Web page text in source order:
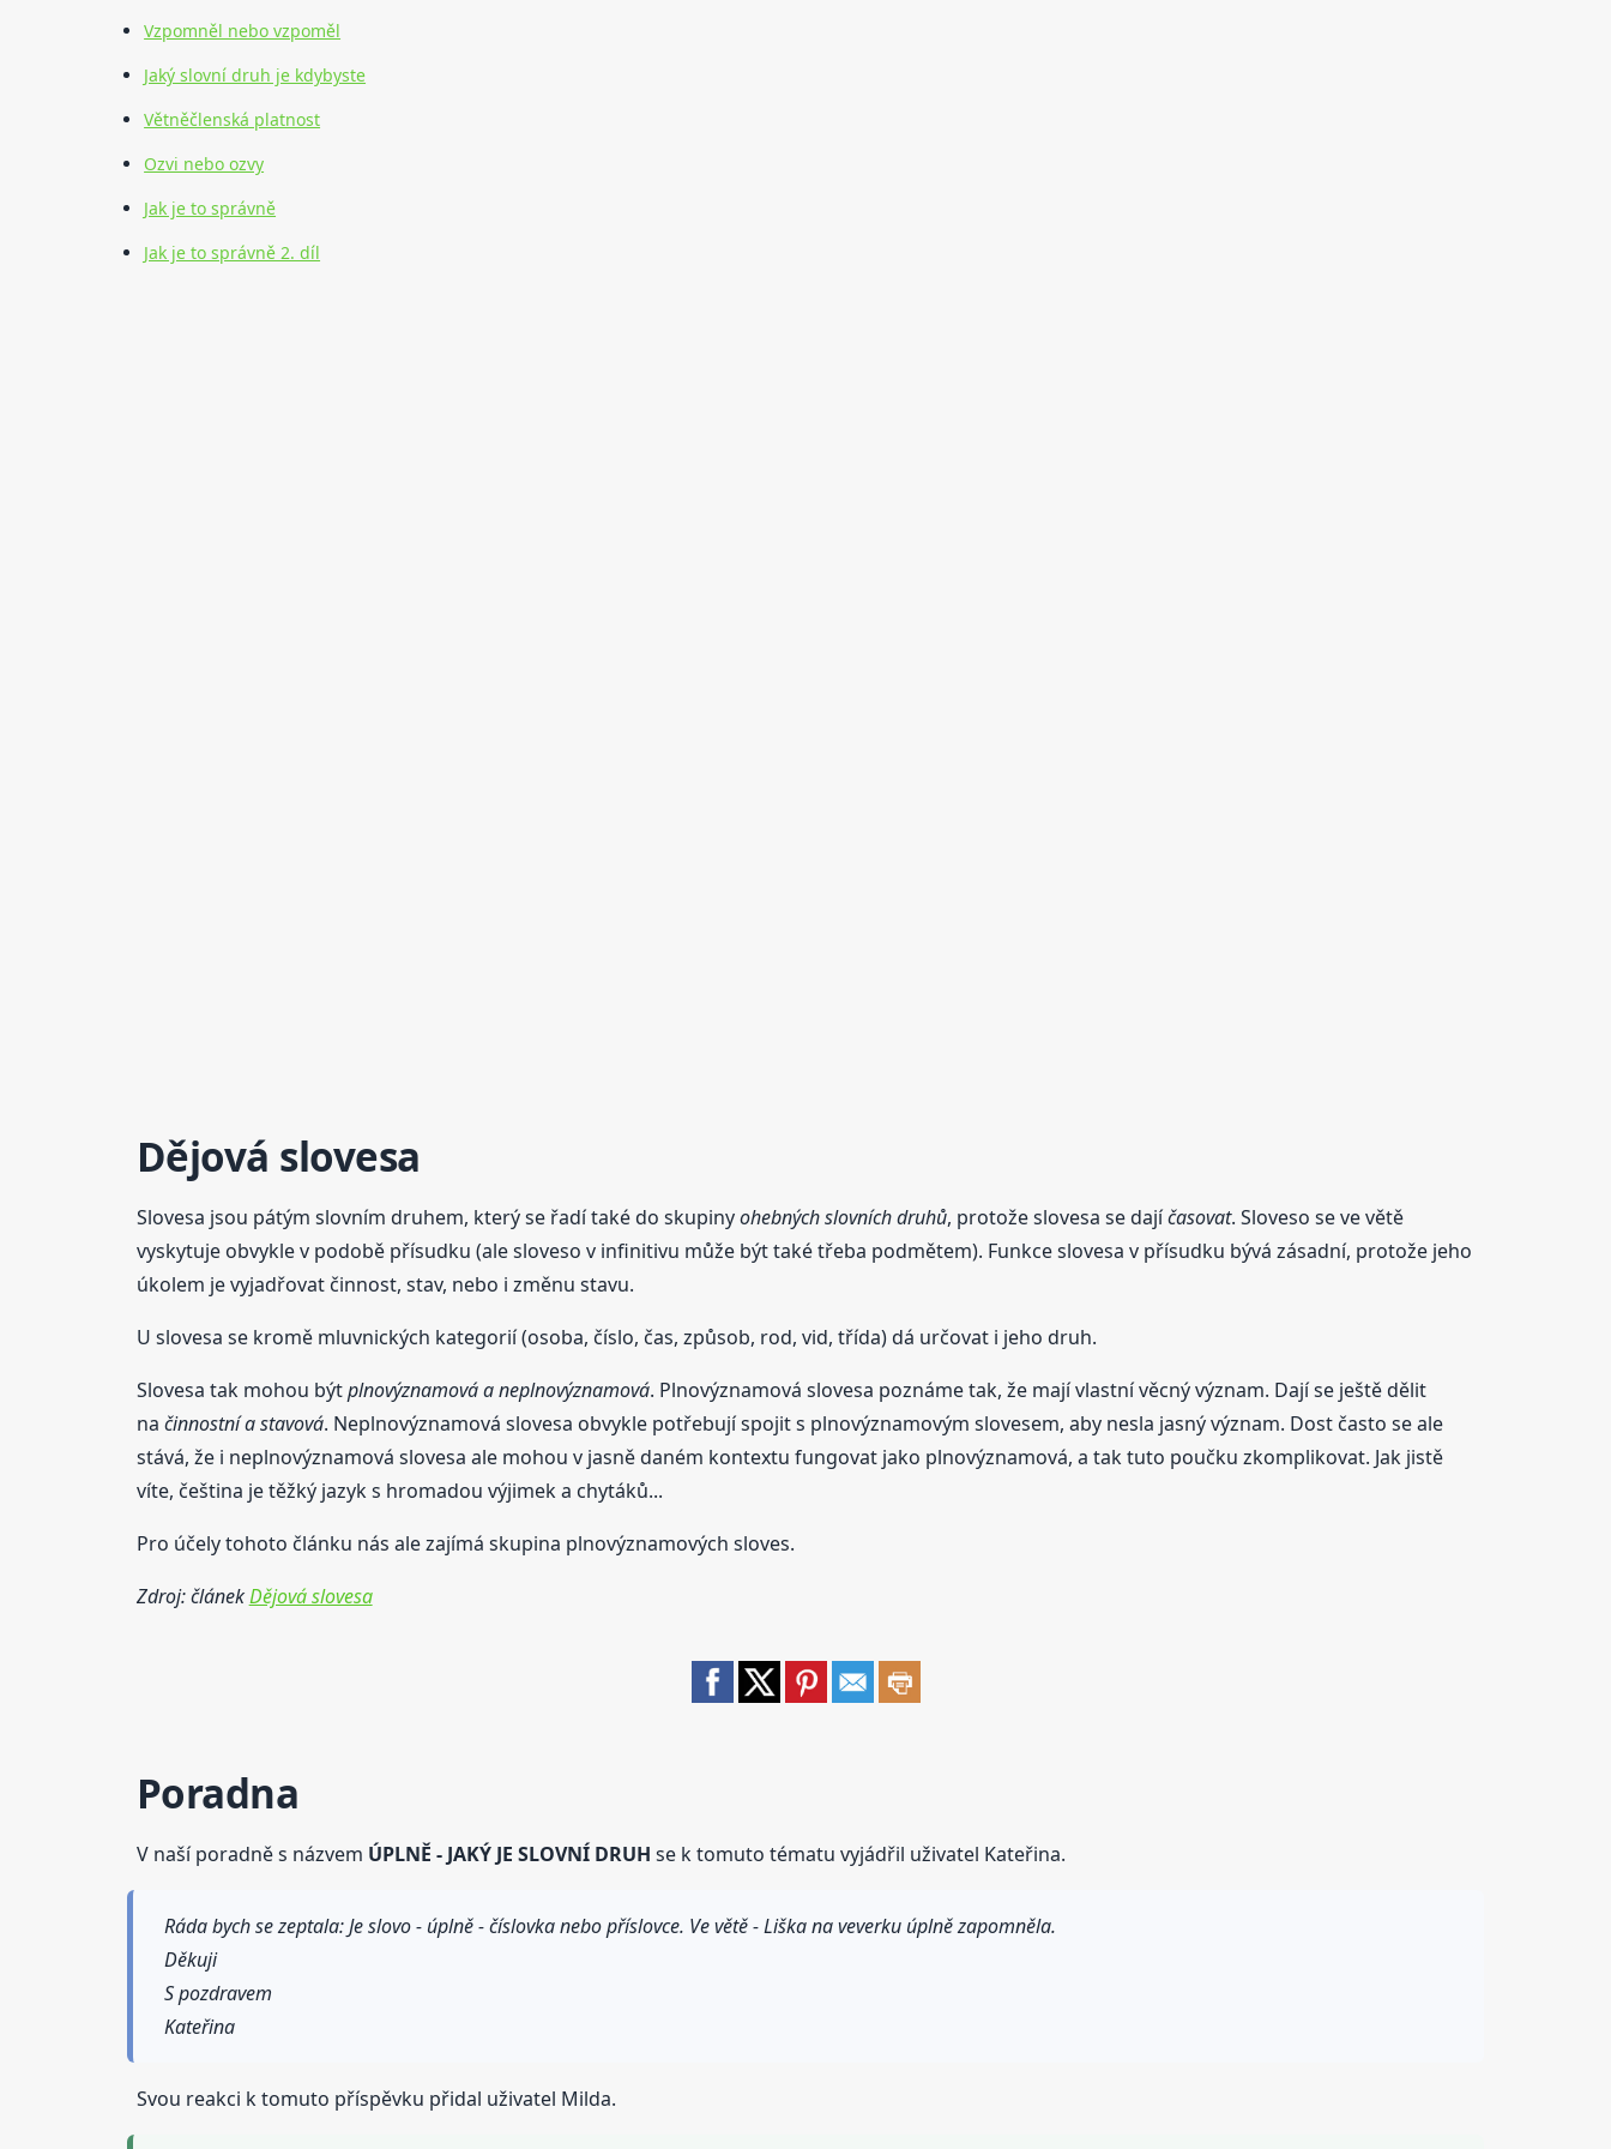
Vzpomněl nebo vzpoměl
Jaký slovní druh je kdybyste
Větněčlenská platnost
Ozvi nebo ozvy
Jak je to správně
Jak je to správně 2. díl
Dějová slovesa
Slovesa jsou pátým slovním druhem, který se řadí také do skupinyohebných slovních druhů, protože slovesa se dajíčasovat. Sloveso se ve větě
vyskytuje obvykle v podobě přísudku (ale sloveso v infinitivu může být také třeba podmětem). Funkce slovesa v přísudku bývá zásadní, protože jeho
úkolem je vyjadřovat činnost, stav, nebo i změnu stavu.
U slovesa se kromě mluvnických kategorií (osoba, číslo, čas, způsob, rod, vid, třída) dá určovat i jeho druh.
Slovesa tak mohou býtplnovýznamová a neplnovýznamová. Plnovýznamová slovesa poznáme tak, že mají vlastní věcný význam. Dají se ještě dělit
na činnostní a stavová. Neplnovýznamová slovesa obvykle potřebují spojit s plnovýznamovým slovesem, aby nesla jasný význam. Dost často se ale
stává, že i neplnovýznamová slovesa ale mohou v jasně daném kontextu fungovat jako plnovýznamová, a tak tuto poučku zkomplikovat. Jak jistě
víte, čeština je těžký jazyk s hromadou výjimek a chytáků...
Pro účely tohoto článku nás ale zajímá skupina plnovýznamových sloves.
Zdroj: článekDějová slovesa
Poradna
V naší poradně s názvem ÚPLNĚ - JAKÝ JE SLOVNÍ DRUH se k tomuto tématu vyjádřil uživatel Kateřina.
Ráda bych se zeptala: Je slovo - úplně - číslovka nebo příslovce. Ve větě - Liška na veverku úplně zapomněla.
Děkuji
S pozdravem
Kateřina
Svou reakci k tomuto příspěvku přidal uživatel Milda.